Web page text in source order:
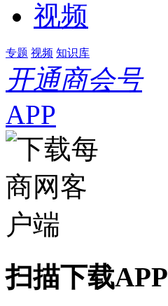
视频
专题 视频 知识库
开通商会号
APP
扫描下载APP